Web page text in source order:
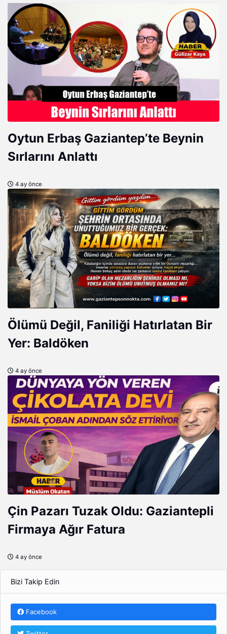
Oytun Erbaş Gaziantep’te Beynin
Sırlarını Anlattı
4 ay önce
Ölümü Değil, Faniliği Hatırlatan Bir
Yer: Baldöken
4 ay önce
Çin Pazarı Tuzak Oldu: Gaziantepli
Firmaya Ağır Fatura
4 ay önce
Bizi Takip Edin
Facebook